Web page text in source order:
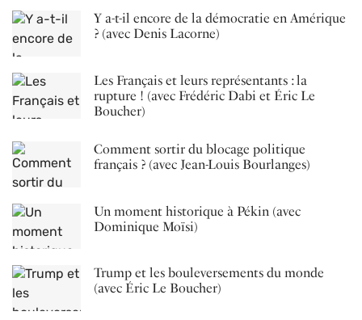
Y a-t-il encore de la démocratie en Amérique
? (avec Denis Lacorne)
Les Français et leurs représentants : la
rupture ! (avec Frédéric Dabi et Éric Le
Boucher)
Comment sortir du blocage politique
français ? (avec Jean-Louis Bourlanges)
Un moment historique à Pékin (avec
Dominique Moïsi)
Trump et les bouleversements du monde
(avec Éric Le Boucher)